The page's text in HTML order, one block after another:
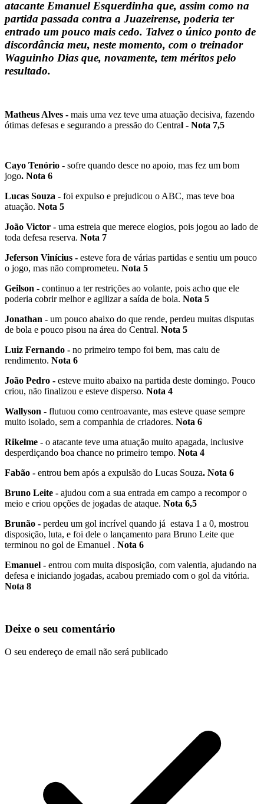
atacante Emanuel Esquerdinha que, assim como na
partida passada contra a Juazeirense, poderia ter
entrado um pouco mais cedo. Talvez o único ponto de
discordância meu, neste momento, com o treinador
Waguinho Dias que, novamente, tem méritos pelo
resultado.
Matheus Alves - mais uma vez teve uma atuação decisiva, fazendo
ótimas defesas e segurando a pressão do Central - Nota 7,5
Cayo Tenório - sofre quando desce no apoio, mas fez um bom
jogo. Nota 6
Lucas Souza - foi expulso e prejudicou o ABC, mas teve boa
atuação. Nota 5
João Victor - uma estreia que merece elogios, pois jogou ao lado de
toda defesa reserva. Nota 7
Jeferson Vinícius - esteve fora de várias partidas e sentiu um pouco
o jogo, mas não comprometeu. Nota 5
Geilson - continuo a ter restrições ao volante, pois acho que ele
poderia cobrir melhor e agilizar a saída de bola. Nota 5
Jonathan - um pouco abaixo do que rende, perdeu muitas disputas
de bola e pouco pisou na área do Central. Nota 5
Luiz Fernando - no primeiro tempo foi bem, mas caiu de
rendimento. Nota 6
João Pedro - esteve muito abaixo na partida deste domingo. Pouco
criou, não finalizou e esteve disperso. Nota 4
Wallyson - flutuou como centroavante, mas esteve quase sempre
muito isolado, sem a companhia de criadores. Nota 6
Rikelme - o atacante teve uma atuação muito apagada, inclusive
desperdiçando boa chance no primeiro tempo. Nota 4
Fabão - entrou bem após a expulsão do Lucas Souza. Nota 6
Bruno Leite - ajudou com a sua entrada em campo a recompor o
meio e criou opções de jogadas de ataque. Nota 6,5
Brunão - perdeu um gol incrível quando já estava 1 a 0, mostrou
disposição, luta, e foi dele o lançamento para Bruno Leite que
terminou no gol de Emanuel . Nota 6
Emanuel - entrou com muita disposição, com valentia, ajudando na
defesa e iniciando jogadas, acabou premiado com o gol da vitória.
Nota 8
Deixe o seu comentário
O seu endereço de email não será publicado